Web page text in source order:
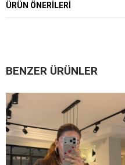
ÜRÜN ÖNERILERI
BENZER ÜRÜNLER